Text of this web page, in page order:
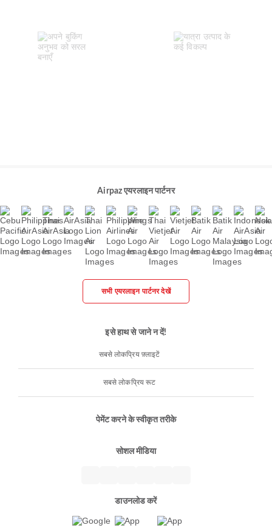
Airpaz एयरलाइन पार्टनर
सभी एयरलाइन पार्टनर देखें
इसे हाथ से जाने न दें!
सबसे लोकप्रिय फ़्लाइटें
सबसे लोकप्रिय रूट
पेमेंट करने के स्वीकृत तरीके
सोशल मीडिया
डाउनलोड करें